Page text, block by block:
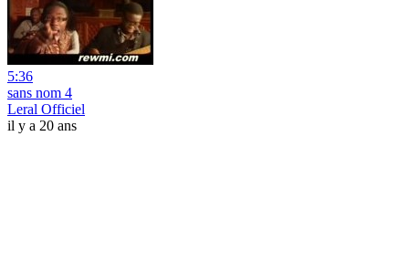
5:36
sans nom 4
Leral Officiel
il y a 20 ans